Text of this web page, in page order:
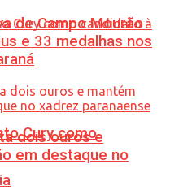
Cury como
de Campo Mourão
e 33 medalhas nos
dois ouros e
em destaque no